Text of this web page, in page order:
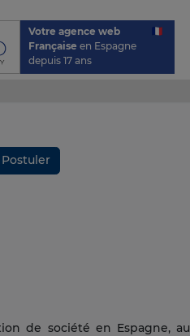
Votre agence web
Française en Espagne
depuis 17 ans
Postuler
de société en Espagne, au